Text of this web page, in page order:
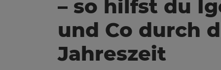
– so hilfst du
und Co durch
Jahreszeit